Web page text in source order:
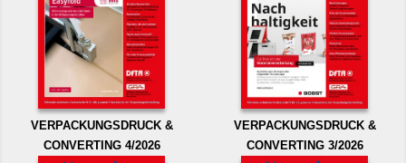
VERPACKUNGSDRUCK &
CONVERTING 4/2026
VERPACKUNGSDRUCK &
CONVERTING 3/2026